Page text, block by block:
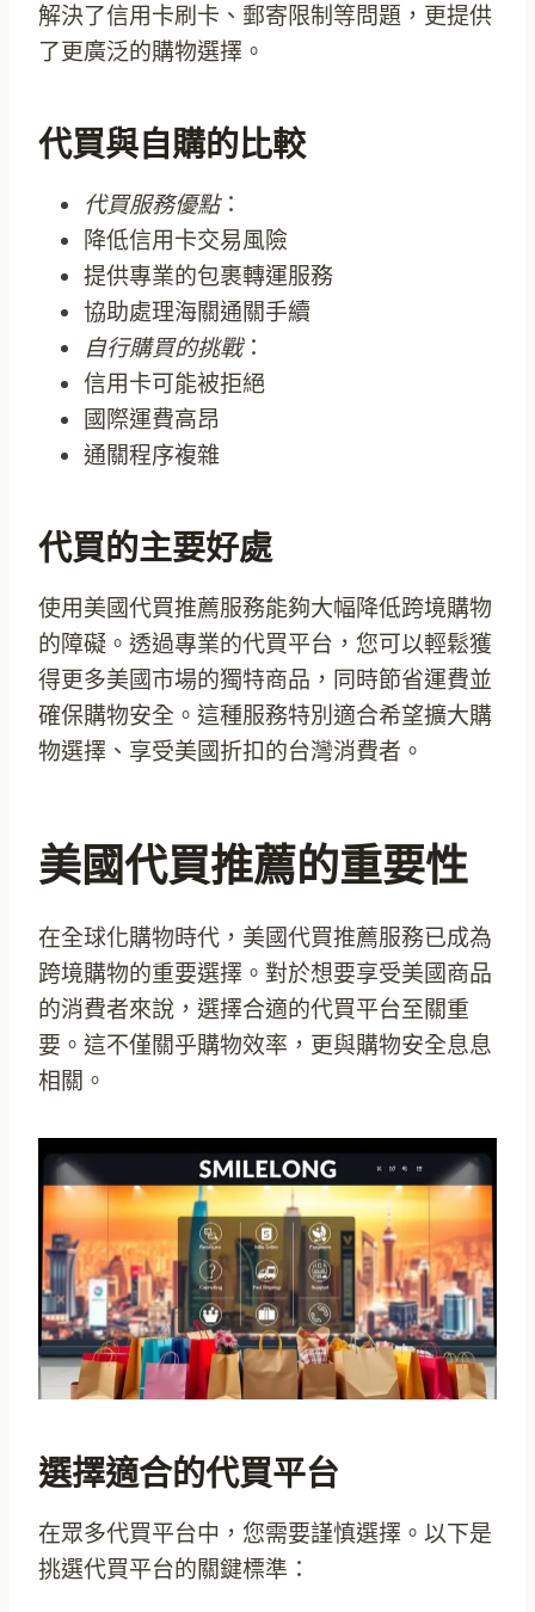
解決了信用卡刷卡、郵寄限制等問題，更提供
了更廣泛的購物選擇。
代買與自購的比較
代買服務優點：
降低信用卡交易風險
提供專業的包裹轉運服務
協助處理海關通關手續
自行購買的挑戰：
信用卡可能被拒絕
國際運費高昂
通關程序複雜
代買的主要好處
使用美國代買推薦服務能夠大幅降低跨境購物
的障礙。透過專業的代買平台，您可以輕鬆獲
得更多美國市場的獨特商品，同時節省運費並
確保購物安全。這種服務特別適合希望擴大購
物選擇、享受美國折扣的台灣消費者。
美國代買推薦的重要性
在全球化購物時代，美國代買推薦服務已成為
跨境購物的重要選擇。對於想要享受美國商品
的消費者來說，選擇合適的代買平台至關重
要。這不僅關乎購物效率，更與購物安全息息
相關。
選擇適合的代買平台
在眾多代買平台中，您需要謹慎選擇。以下是
挑選代買平台的關鍵標準：